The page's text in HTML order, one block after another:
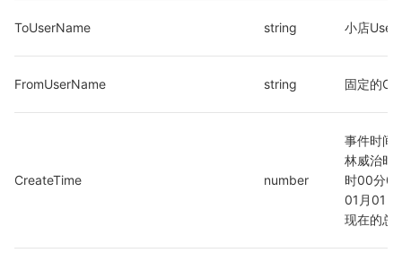
ToUserName string 小店
FromUserName string 固定的
CreateTime number
事件时间
林威治时
时00分
01月01
现在的总